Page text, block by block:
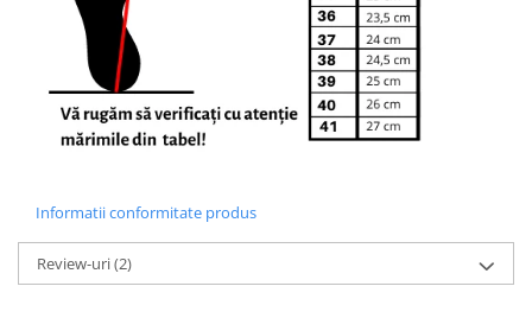
Informatii conformitate produs
Review-uri(2)